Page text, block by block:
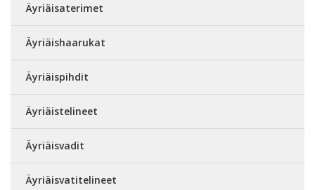
Äyriäisaterimet
Äyriäishaarukat
Äyriäispihdit
Äyriäistelineet
Äyriäisvadit
Äyriäisvatitelineet